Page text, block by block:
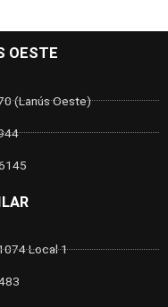
OESTE
(Lanús Oeste)
Local 1